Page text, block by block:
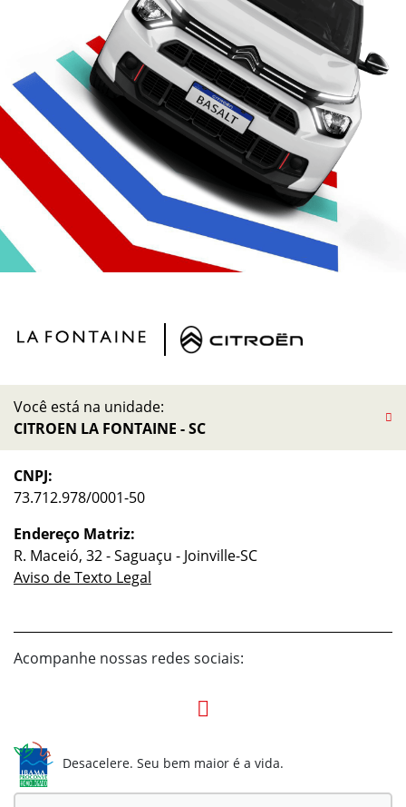
Você está na unidade:
CITROEN LA FONTAINE - SC
CNPJ:
73.712.978/0001-50
Endereço Matriz:
R. Maceió, 32 - Saguaçu - Joinville-SC
Aviso de Texto Legal
Acompanhe nossas redes sociais:
Desacelere. Seu bem maior é a vida.